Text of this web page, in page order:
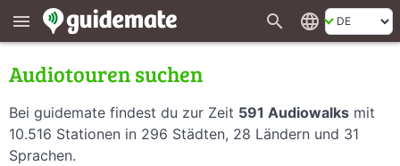
menu search language
Audiotouren suchen
Bei guidemate findest du zur Zeit 591 Audiowalks mit
10.516 Stationen in 296 Städten, 28 Ländern und 31
Sprachen.